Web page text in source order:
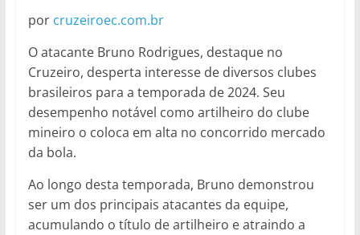
por cruzeiroec.com.br
O atacante Bruno Rodrigues, destaque no
Cruzeiro, desperta interesse de diversos clubes
brasileiros para a temporada de 2024. Seu
desempenho notável como artilheiro do clube
mineiro o coloca em alta no concorrido mercado
da bola.
Ao longo desta temporada, Bruno demonstrou
ser um dos principais atacantes da equipe,
acumulando o título de artilheiro e atraindo a